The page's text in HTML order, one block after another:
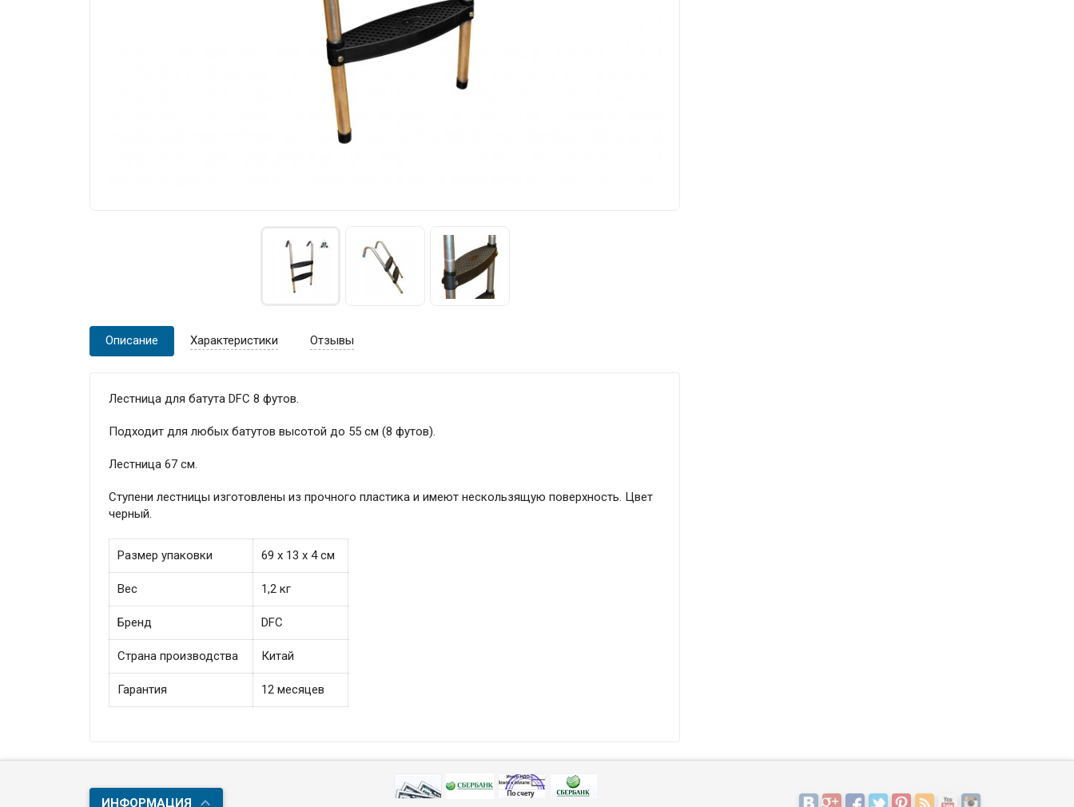
Описание Характеристики Отзывы
Лестница для батута DFC 8 футов.
Подходит для любых батутов высотой до 55 см (8 футов).
Лестница 67 см.
Ступени лестницы изготовлены из прочного пластика и имеют нескользящую поверхность. Цвет
черный.
Размер упаковки 69 х 13 х 4 см
Вес 1,2 кг
Бренд DFC
Страна производства Китай
Гарантия 12 месяцев
ИНФОРМАЦИЯ